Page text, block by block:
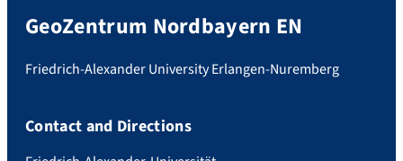
GeoZentrum Nordbayern EN
Friedrich-Alexander University Erlangen-Nuremberg
Contact and Directions